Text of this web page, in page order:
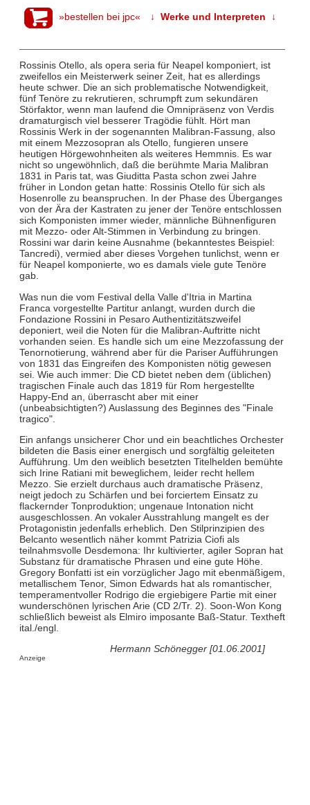
»bestellen bei jpc« ↓ Werke und Interpreten ↓
Rossinis Otello, als opera seria für Neapel komponiert, ist
zweifellos ein Meisterwerk seiner Zeit, hat es allerdings
heute schwer. Die an sich problematische Notwendigkeit,
fünf Tenöre zu rekrutieren, schrumpft zum sekundären
Störfaktor, wenn man laufend die Omnipräsenz von Verdis
dramaturgisch viel besserer Tragödie fühlt. Hört man
Rossinis Werk in der sogenannten Malibran-Fassung, also
mit einem Mezzosopran als Otello, fungieren unsere
heutigen Hörgewohnheiten als weiteres Hemmnis. Es war
nicht so ungewöhnlich, daß die berühmte Maria Malibran
1831 in Paris tat, was Giuditta Pasta schon zwei Jahre
früher in London getan hatte: Rossinis Otello für sich als
Hosenrolle zu beanspruchen. In der Phase des Überganges
von der Ära der Kastraten zu jener der Tenöre entschlossen
sich Komponisten immer wieder, männliche Bühnenfiguren
mit Mezzo- oder Alt-Stimmen in Verbindung zu bringen.
Rossini war darin keine Ausnahme (bekanntestes Beispiel:
Tancredi), vermied aber dieses Vorgehen tunlichst, wenn er
für Neapel komponierte, wo es damals viele gute Tenöre
gab.
Was nun die vom Festival della Valle d'Itria in Martina
Franca vorgestellte Partitur anlangt, wurden durch die
Fondazione Rossini in Pesaro Authentizitätszweifel
deponiert, weil die Noten für die Malibran-Auftritte nicht
vorhanden seien. Es handle sich um eine Mezzofassung der
Tenornotierung, während aber für die Pariser Aufführungen
von 1831 das Eingreifen des Komponisten nötig gewesen
sei. Wie auch immer: Die CD bietet neben dem (üblichen)
tragischen Finale auch das 1819 für Rom hergestellte
Happy-End an, überrascht aber mit einer
(unbeabsichtigten?) Auslassung des Beginnes des "Finale
tragico".
Ein anfangs unsicherer Chor und ein beachtliches Orchester
bildeten die Basis einer energisch und sorgfältig geleiteten
Aufführung. Um den weiblich besetzten Titelhelden bemühte
sich Irine Ratiani mit beweglichem, leider recht hellem
Mezzo. Sie erzielt durchaus auch dramatische Präsenz,
neigt jedoch zu Schärfen und bei forciertem Einsatz zu
flackernder Tonproduktion; ungenaue Intonation nicht
ausgeschlossen. An vokaler Ausstrahlung mangelt es der
Protagonistin jedenfalls erheblich. Den Stilprinzipien des
Belcanto wesentlich näher kommt Patrizia Ciofi als
teilnahmsvolle Desdemona: Ihr kultivierter, agiler Sopran hat
Substanz für dramatische Phrasen und eine gute Höhe.
Gregory Bonfatti ist ein vorzüglicher Jago mit ebenmäßigem,
metallischem Tenor, Simon Edwards hat als romantischer,
temperamentvoller Rodrigo die ergiebigere Partie mit einer
wunderschönen lyrischen Arie (CD 2/Tr. 2). Soon-Won Kong
schließlich beweist als Elmiro imposante Baß-Statur. Textheft
ital./engl.
Hermann Schönegger [01.06.2001]
Anzeige